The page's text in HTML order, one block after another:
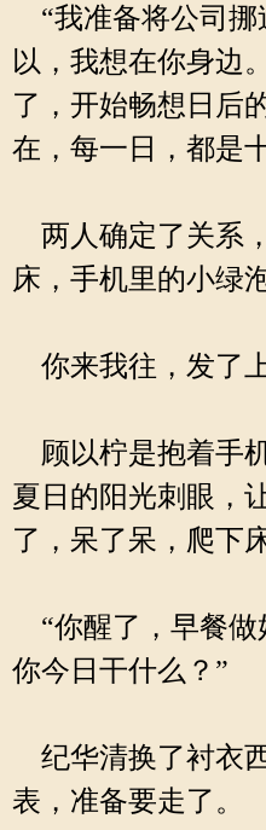
“我准备将公司挪
以，我想在你身边
了，开始畅想日后
在，每一日，都是
两人确定了关系
床，手机里的小绿
你来我往，发了上
顾以柠是抱着手
夏日的阳光刺眼，
了，呆了呆，爬下床
“你醒了，早餐做
你今日干什么？”
纪华清换了衬衣
表，准备要走了。